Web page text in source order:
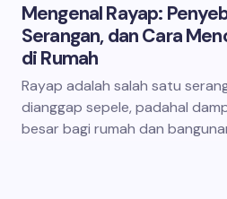
Mengenal Rayap:
Serangan, dan Cara
di Rumah
Rayap adalah salah satu
dianggap sepele, padahal
besar bagi rumah dan